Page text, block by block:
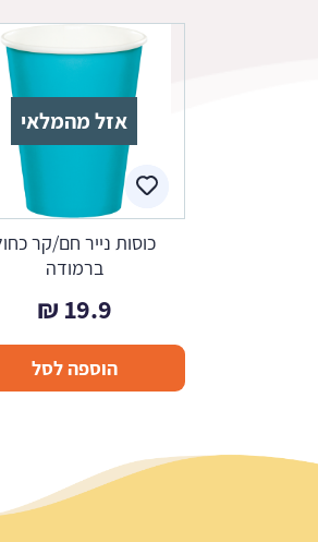
אזל מהמלאי
כוסות נייר חם/קר
ברמודה
19.9
₪
הוספה לסל